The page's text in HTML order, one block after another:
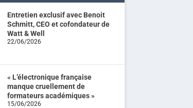
Entretien exclusif avec Benoit
Schmitt, CEO et cofondateur de
Watt & Well
22/06/2026
« L’électronique française
manque cruellement de
formateurs académiques »
15/06/2026